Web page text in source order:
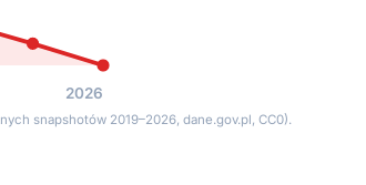
2026
snapshotów 2019–2026, dane.gov.pl, CC0).